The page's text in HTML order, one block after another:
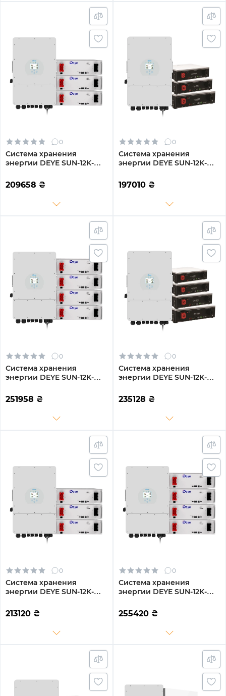
0
Система хранения
энергии DEYE SUN-12K-
3DE15.36K-LFP 12000W
15.36kh 3BAT LiFePO4 6000
209658 ₴
0
Система хранения
энергии DEYE SUN-12K-
3DY15.36K-LFP-W 12000W
15.36kh 3BAT LiFePO4 6000
197010 ₴
0
Система хранения
энергии DEYE SUN-12K-
4DE20.48K-LFP 12000W
20.48kh 4BAT LiFePO4
251958 ₴
0
Система хранения
энергии DEYE SUN-12K-
4DY20.48K-LFP-W 12000W
20.48kh 4BAT LiFePO4
235128 ₴
0
Система хранения
энергии DEYE SUN-12K-
12000W 15.36kh 3BAT
LiFePO4 6000 циклов
213120 ₴
0
Система хранения
энергии DEYE SUN-12K-
LFP 12000W 20.48kh 4BAT
LiFePO4 6000 циклов
255420 ₴